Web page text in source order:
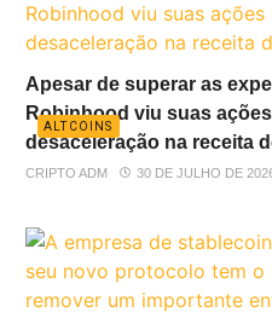
ALTCOINS
Apesar de superar as
Robinhood viu suas
desaceleração na receita
CRIPTO ADM 30 DE JULHO DE